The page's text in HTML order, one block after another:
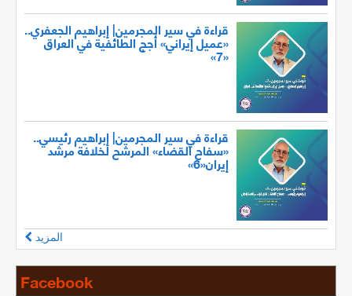
قراءة في سير المجرمين| إبراهيم الجعفري..
«عميل إيراني» أجج الطائفية في العراق
«7»
قراءة في سير المجرمين| إبراهيم رئيسي..
«سفاح القضاء» المرشح لخلافة مرشد
إيران«6»
المزيد
Facebook